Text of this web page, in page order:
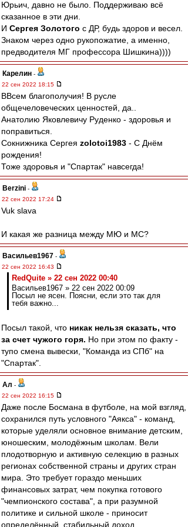
Юрьич, давно не было. Поддерживаю всё
сказанное в эти дни.
И Сергея Золотого с ДР, будь здоров и весел.
Знаком через одно рукопожатие, а именно,
предводителя МГ профессора Шишкина))))
Карелин -
22 сен 2022 18:15
ВВсем благополучия! В русле
общечеловеческих ценностей, да..
Анатолию Яковлевичу Руденко - здоровья и
поправиться.
Сокнижника Сергея zolotoi1983 - С Днём
рождения!
Тоже здоровья и "Спартак" навсегда!
Berzini -
22 сен 2022 17:24
Vuk slava
И какая же разница между МЮ и МС?
Васильев1967 -
22 сен 2022 16:43
RedQuite » 22 сен 2022 00:40
Васильев1967 » 22 сен 2022 00:09
Посыл не ясен. Поясни, если это так для
тебя важно...
Посыл такой, что никак нельзя сказать, что
за счет чужого горя. Но при этом по факту -
тупо смена вывески, "Команда из СПб" на
"Спартак".
Ал -
22 сен 2022 16:15
Даже после Босмана в футболе, на мой взгляд,
сохранился путь условного "Аякса" - команд,
которые уделяли основное внимание детским,
юношеским, молодёжным школам. Вели
плодотворную и активную селекцию в разных
регионах собственной страны и других стран
мира. Это требует гораздо меньших
финансовых затрат, чем покупка готового
"чемпионского состава", а при разумной
политике и сильной школе - приносит
определённый, стабильный доход.